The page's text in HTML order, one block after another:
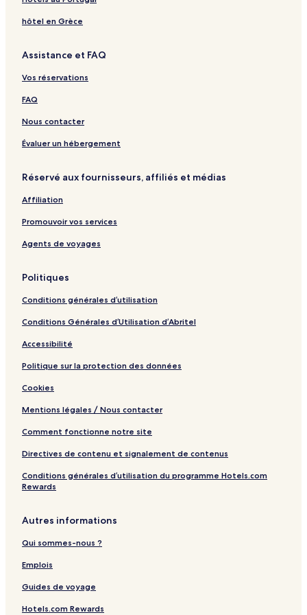
i
k
a
l
a
-
A
l
l
n
u
i
v
e
o
t
a
H
e
o
t
,
a
l
a
m
r
l
e
c
t
i
a
l
e
hôtel en Grèce
Assistance et FAQ
Vos réservations
FAQ
Nous contacter
Évaluer un hébergement
Réservé aux fournisseurs, affiliés et médias
Affiliation
Promouvoir vos services
Agents de voyages
Politiques
Conditions générales d’utilisation
Conditions Générales d’Utilisation d’Abritel
Accessibilité
Politique sur la protection des données
Cookies
Mentions légales / Nous contacter
Comment fonctionne notre site
Directives de contenu et signalement de contenus
Conditions générales d’utilisation du programme Hotels.com
Rewards
Autres informations
Qui sommes-nous ?
Emplois
Guides de voyage
Hotels.com Rewards